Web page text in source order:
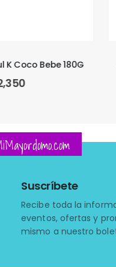
X 4 Unds Mas Suavizante
Dersa
Suscríbete
Recibe toda la
eventos, ofertas y
mismo a nuestro